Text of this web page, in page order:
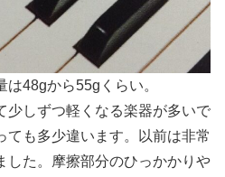
48gから55gくらい。
少しずつ軽くなる楽器が多いで
ても多少違います。以前は非常
した。摩擦部分のひっかかりや